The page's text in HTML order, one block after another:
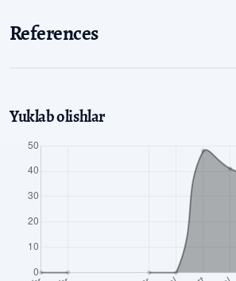
References
Yuklab olishlar